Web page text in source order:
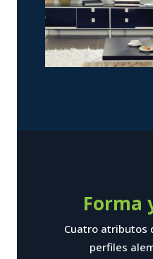
Forma
Cuatro atributos
perfiles